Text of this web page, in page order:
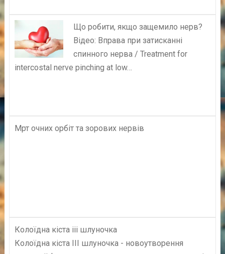
Що робити, якщо защемило нерв?
Відео: Вправа при затисканні
спинного нерва / Treatment for
intercostal nerve pinching at low…
Мрт очних орбіт та зорових нервів
Колоїдна кіста iii шлуночка
Колоїдна кіста III шлуночка - новоутворення